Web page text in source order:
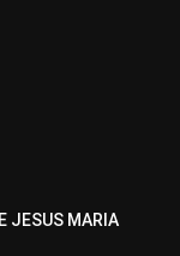
JESUS MARIA